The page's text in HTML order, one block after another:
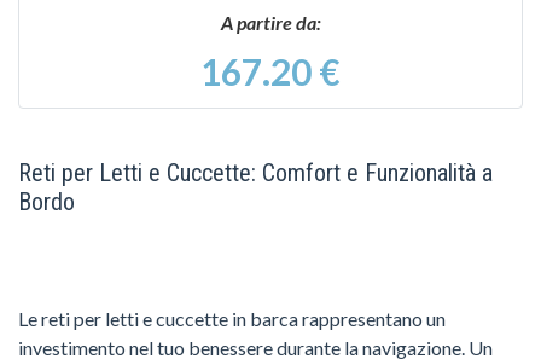
A partire da:
167.20 €
Reti per Letti e Cuccette: Comfort e Funzionalità a
Bordo
Le reti per letti e cuccette in barca rappresentano un
investimento nel tuo benessere durante la navigazione. Un